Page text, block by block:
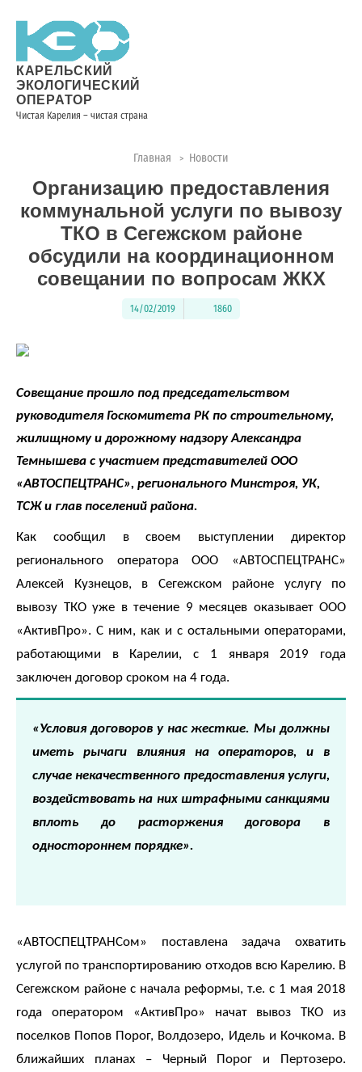
КАРЕЛЬСКИЙ
ЭКОЛОГИЧЕСКИЙ
ОПЕРАТОР
Чистая Карелия – чистая страна
о невывозе
ТКО
и ответы
операторы
диспетчера
по
контролю
качества
вывоза
ТКО:
28-14
По
вопросам
заключения
договоров
и
оплаты
за
услугу
по
обращению
с
ТКО
юридических
лиц
допсоглашения):
(8142)
82-86
Для
лиц
по
платежным
документам
(неполучение,
смена
Главная > Новости
Организацию предоставления
коммунальной услуги по вывозу
ТКО в Сегежском районе
обсудили на координационном
совещании по вопросам ЖКХ
14/02/2019 1860
Совещание прошло под председательством
руководителя Госкомитета РК по строительному,
жилищному и дорожному надзору Александра
Темнышева с участием представителей ООО
«АВТОСПЕЦТРАНС», регионального Минстроя, УК,
ТСЖ и глав поселений района.
Как сообщил в своем выступлении директор
регионального оператора ООО «АВТОСПЕЦТРАНС»
Алексей Кузнецов, в Сегежском районе услугу по
вывозу ТКО уже в течение 9 месяцев оказывает ООО
«АктивПро». С ним, как и с остальными операторами,
работающими в Карелии, с 1 января 2019 года
заключен договор сроком на 4 года.
«Условия договоров у нас жесткие. Мы должны
иметь рычаги влияния на операторов, и в
случае некачественного предоставления услуги,
воздействовать на них штрафными санкциями
вплоть до расторжения договора в
одностороннем порядке».
«АВТОСПЕЦТРАНСом» поставлена задача охватить
услугой по транспортированию отходов всю Карелию. В
Сегежском районе с начала реформы, т.е. с 1 мая 2018
года оператором «АктивПро» начат вывоз ТКО из
поселков Попов Порог, Волдозеро, Идель и Кочкома. В
ближайших планах – Черный Порог и Пертозеро.